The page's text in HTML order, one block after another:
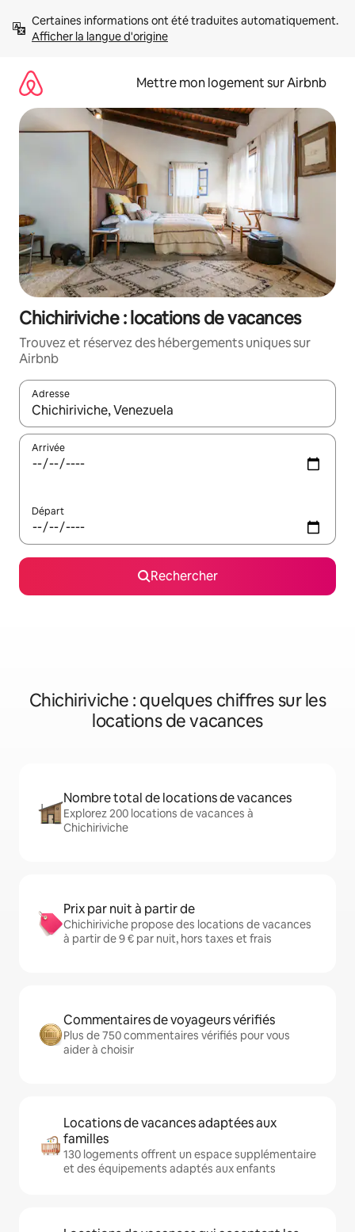
directement
Afficher la langue d'origine
Mettre mon logement sur Airbnb
Chichiriviche : locations de vacances
Trouvez et réservez des hébergements uniques sur
Airbnb
Adresse
Lorsque les résultats s'affichent, utilisez les flèches vers le
Arrivée
Départ
Rechercher
Chichiriviche : quelques chiffres sur les
locations de vacances
Nombre total de locations de vacances
Explorez 200 locations de vacances à
Chichiriviche
Prix par nuit à partir de
Chichiriviche propose des locations de vacances
à partir de 9 € par nuit, hors taxes et frais
Commentaires de voyageurs vérifiés
Plus de 750 commentaires vérifiés pour vous
aider à choisir
Locations de vacances adaptées aux
familles
130 logements offrent un espace supplémentaire
et des équipements adaptés aux enfants